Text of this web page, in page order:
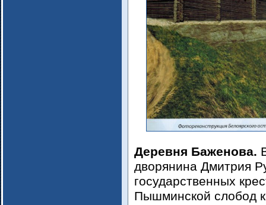
Деревня Баженова.
дворянина Дмитрия
государственных
Пышминской слобод к